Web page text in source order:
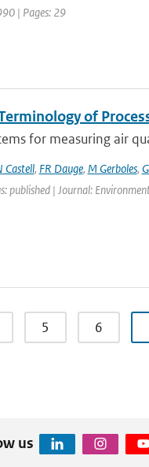
| Pages: 29
of
for measuring air
Castell, FR Dauge, M Gerboles,
published | Journal:
5 6
us